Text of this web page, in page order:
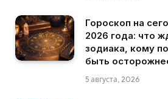
Гороскоп на
2026 года: что
зодиака, кому
быть
5 августа, 2026